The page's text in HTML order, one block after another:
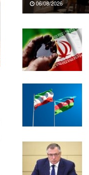
06/08/2026